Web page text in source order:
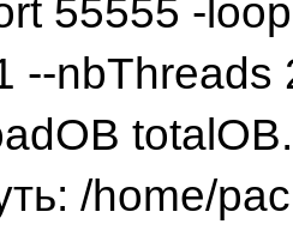
55555 -
--nbThreads
/home/